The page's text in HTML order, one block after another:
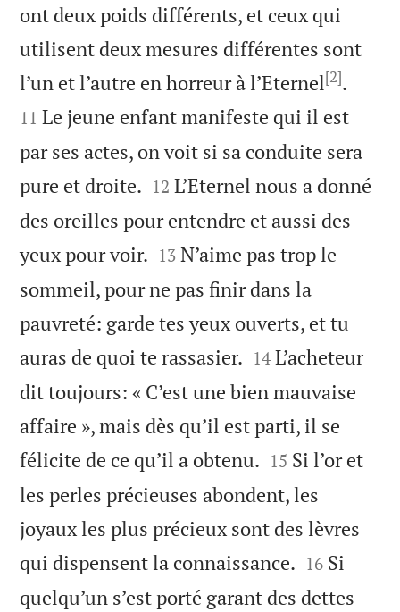
ont deux poids différents, et ceux qui
utilisent deux mesures différentes sont
l’un et l’autre en horreur à l’Eternel[2].
11 Le jeune enfant manifeste qui il est
par ses actes, on voit si sa conduite sera
pure et droite. 

12 L’Eternel nous a donné
des oreilles pour entendre et aussi des
yeux pour voir. 

13 N’aime pas trop le
sommeil, pour ne pas finir dans la
pauvreté: garde tes yeux ouverts, et tu
auras de quoi te rassasier. 

14 L’acheteur
dit toujours: « C’est une bien mauvaise
affaire », mais dès qu’il est parti, il se
félicite de ce qu’il a obtenu. 

15 Si l’or et
les perles précieuses abondent, les
joyaux les plus précieux sont des lèvres
qui dispensent la connaissance. 

16 Si
quelqu’un s’est porté garant des dettes